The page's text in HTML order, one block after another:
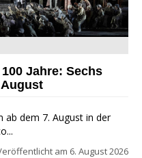
Ennevi für Fondazione
Jahre: Sechs
ab dem 7. August in der
am 6. August 2026